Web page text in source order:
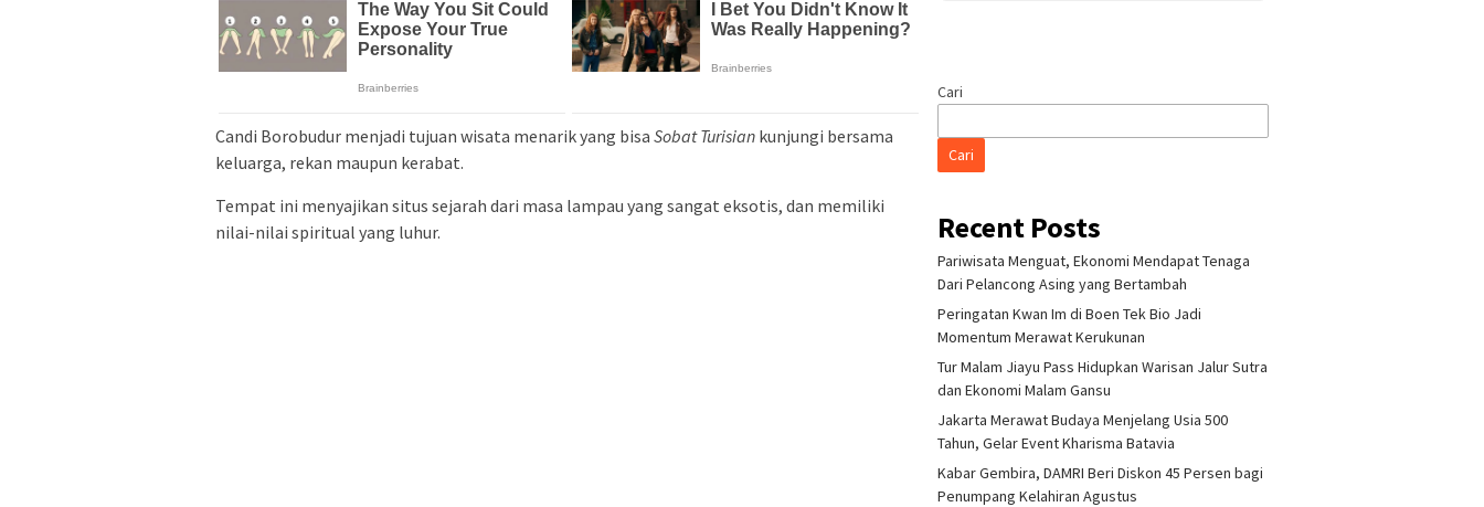
Candi Borobudur menjadi tujuan wisata menarik yang bisa Sobat Turisian kunjungi bersama
keluarga, rekan maupun kerabat.
Tempat ini menyajikan situs sejarah dari masa lampau yang sangat eksotis, dan memiliki
nilai-nilai spiritual yang luhur.
Cari
Cari
Recent Posts
Pariwisata Menguat, Ekonomi Mendapat Tenaga
Dari Pelancong Asing yang Bertambah
Peringatan Kwan Im di Boen Tek Bio Jadi
Momentum Merawat Kerukunan
Tur Malam Jiayu Pass Hidupkan Warisan Jalur Sutra
dan Ekonomi Malam Gansu
Jakarta Merawat Budaya Menjelang Usia 500
Tahun, Gelar Event Kharisma Batavia
Kabar Gembira, DAMRI Beri Diskon 45 Persen bagi
Penumpang Kelahiran Agustus